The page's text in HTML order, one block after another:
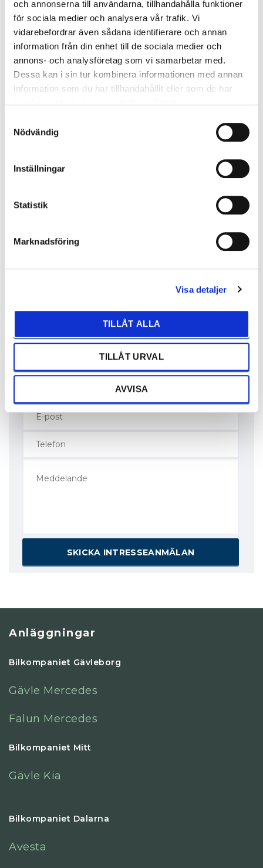
och annonserna till användarna, tillhandahålla funktioner
för sociala medier och analysera vår trafik. Vi
vidarebefordrar även sådana identifierare och annan
information från din enhet till de sociala medier och
annons- och analysföretag som vi samarbetar med.
Dessa kan i sin tur kombinera informationen med annan
information som du har tillhandahållit eller som de har
samlat in när du har använt deras tjänster.
Nödvändig
Inställningar
Statistik
Marknadsföring
Visa detaljer
TILLÅT ALLA
TILLÅT URVAL
AVVISA
Period (månad)
Mora
0250-28870
Anläggningar
Bilkompaniet Gävleborg
Gävle Mercedes
Falun Mercedes
Bilkompaniet Mitt
Gävle Kia
Bilkompaniet Dalarna
Avesta